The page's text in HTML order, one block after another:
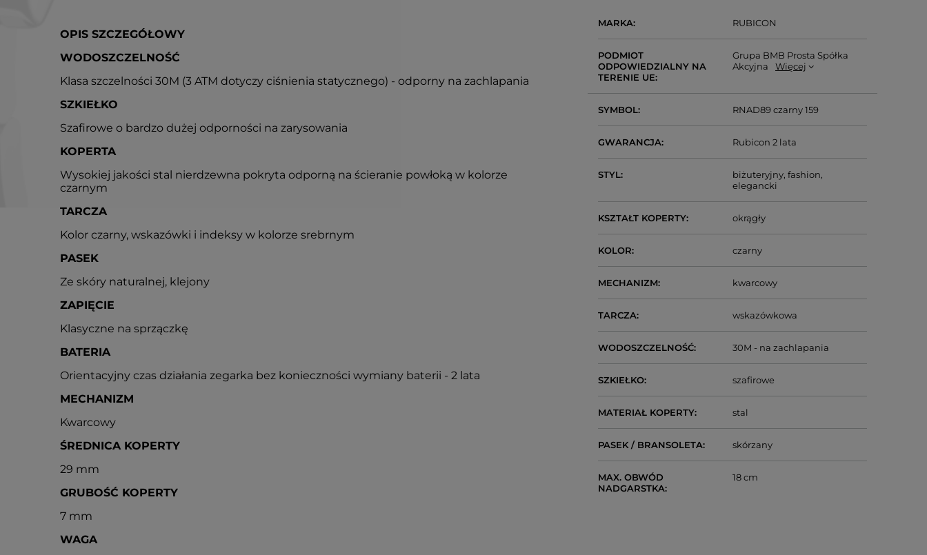
OPIS SZCZEGÓŁOWY
WODOSZCZELNOŚĆ
Klasa szczelności 30M (3 ATM dotyczy ciśnienia statycznego) - odporny na zachlapania
SZKIEŁKO
Szafirowe o bardzo dużej odporności na zarysowania
KOPERTA
Wysokiej jakości stal nierdzewna pokryta odporną na ścieranie powłoką w kolorze
czarnym
TARCZA
Kolor czarny, wskazówki i indeksy w kolorze srebrnym
PASEK
Ze skóry naturalnej, klejony
ZAPIĘCIE
Klasyczne na sprzączkę
BATERIA
Orientacyjny czas działania zegarka bez konieczności wymiany baterii - 2 lata
MECHANIZM
Kwarcowy
ŚREDNICA KOPERTY
29 mm
GRUBOŚĆ KOPERTY
7 mm
WAGA
MARKA RUBICON
PODMIOT
ODPOWIEDZIALNY NA
TERENIE UE
Grupa BMB Prosta Spółka
Akcyjna
Więcej
SYMBOL RNAD89 czarny 159
GWARANCJA Rubicon 2 lata
STYL biżuteryjny fashion
elegancki
KSZTAŁT KOPERTY okrągły
KOLOR czarny
MECHANIZM kwarcowy
TARCZA wskazówkowa
WODOSZCZELNOŚĆ 30M - na zachlapania
SZKIEŁKO szafirowe
MATERIAŁ KOPERTY stal
PASEK / BRANSOLETA skórzany
MAX. OBWÓD
NADGARSTKA
18 cm